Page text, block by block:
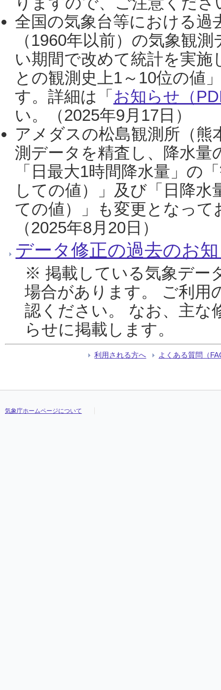
全国の気象台等における過
（1960年以前）の気象観
い期間で改めて統計を実
との観測史上1～10位の値
す。詳細は「 お知らせ（
い。（2025年9月17日）
アメダスの松島観測所（熊
測データを精査し、降水
「日最大1時間降水量」の
しての値）」及び「日降
ての値）」も変更となっ
（2025年8月20日）
データ修正の過去のお
※ 掲載している気象デー
場合があります。 ご利用
認ください。 なお、主な
らせに掲載します。
利用される方へ よくある質問（
気象庁ホームページについて